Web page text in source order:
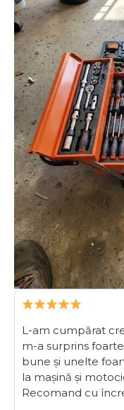
L-am cumpărat
m-a surprins
bune și unelte
la mașină și
Recomand cu